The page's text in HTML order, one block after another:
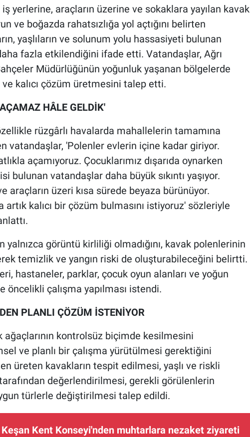
yerlerine, araçların üzerine ve sokaklara yayılan kavak
ve boğazda rahatsızlığa yol açtığını belirten
yaşlıların ve solunum yolu hassasiyeti bulunan
fazla etkilendiğini ifade etti. Vatandaşlar, Ağrı
Müdürlüğünün yoğunluk yaşanan bölgelerde
ve kalıcı çözüm üretmesini talep etti.
HÂLE GELDİK'
rüzgârlı havalarda mahallelerin tamamına
vatandaşlar, 'Polenler evlerin içine kadar giriyor.
açamıyoruz. Çocuklarımız dışarıda oynarken
bulunan vatandaşlar daha büyük sıkıntı yaşıyor.
araçların üzeri kısa sürede beyaza bürünüyor.
kalıcı bir çözüm bulmasını istiyoruz' sözleriyle
yalnızca görüntü kirliliği olmadığını, kavak polenlerinin
temizlik ve yangın riski de oluşturabileceğini belirtti.
hastaneler, parklar, çocuk oyun alanları ve yoğun
öncelikli çalışma yapılması istendi.
PLANLI ÇÖZÜM İSTENİYOR
ağaçlarının kontrolsüz biçimde kesilmesini
ve planlı bir çalışma yürütülmesi gerektiğini
üreten kavakların tespit edilmesi, yaşlı ve riskli
değerlendirilmesi, gerekli görülenlerin
türlerle değiştirilmesi talep edildi.
Keşan Kent Konseyi'nden muhtarlara nezaket ziyareti